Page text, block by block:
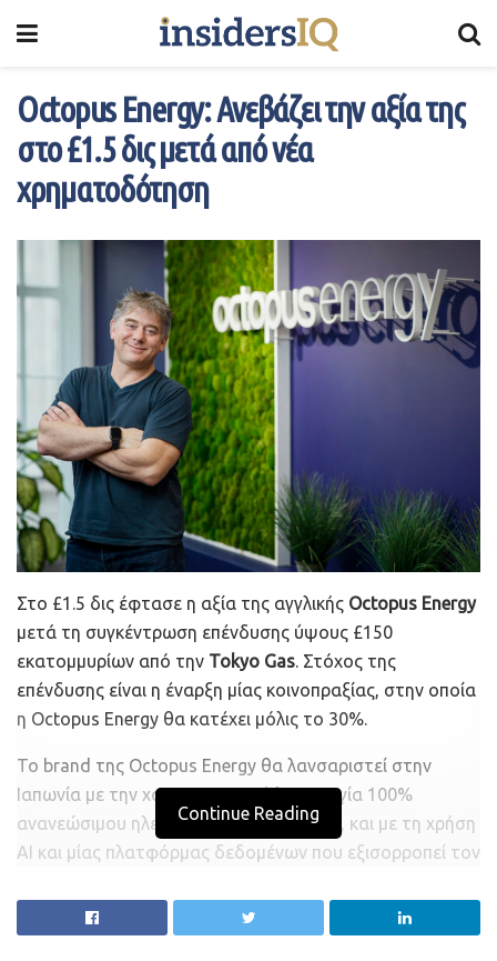
Octopus Energy: Ανεβάζει την αξία της
στο £1.5 δις μετά από νέα
χρηματοδότηση
Στο £1.5 δις έφτασε η αξία της αγγλικής Octopus Energy
μετά τη συγκέντρωση επένδυσης ύψους £150
εκατομμυρίων από την Tokyo Gas. Στόχος της
επένδυσης είναι η έναρξη μίας κοινοπραξίας, στην οποία
η Octopus Energy θα κατέχει μόλις το 30%.
Το brand της Octopus Energy θα λανσαριστεί στην
Ιαπωνία με την χαρακτηριστική λειτουργία 100%
ανανεώσιμου ηλεκτρισμού της εταιρίας, και με τη χρήση
AI και μίας πλατφόρμας δεδομένων που εξισορροπεί τον
Η Octopus Energy δηλώνει ότι στοχεύει στους 100
Continue Reading